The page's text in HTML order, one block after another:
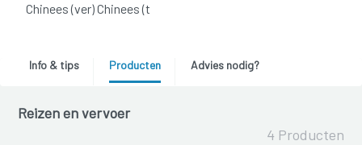
Chinees (ver) Chinees (t
Info & tips Producten Advies nodig?
Reizen en vervoer
4 Producten